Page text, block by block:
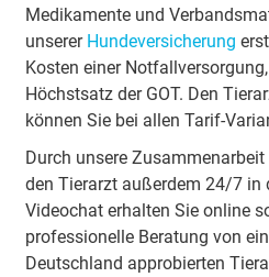
Medikamente und
unserer Hundeversicherung
Kosten einer
Höchstsatz der GOT. Den
können Sie bei allen Tarif-
Durch unsere
den Tierarzt außerdem 24/7 in
Videochat erhalten Sie online
professionelle Beratung von
Deutschland approbierten